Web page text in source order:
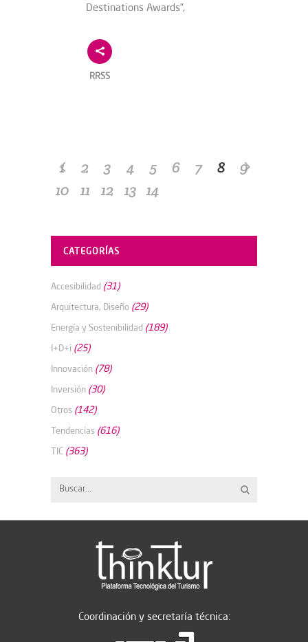
Destinations Awards”,
RRSS
1 2 3 4 5 6 7 8
9
10 11 12 13 14
CATEGORÍAS
Accesibilidad (31)
Arquitectura, Diseño (29)
Energía y Sostenibilidad (189)
I+D+i (25)
Innovación (78)
Inversión (30)
Otros (142)
Tendencias (616)
TIC (363)
Coordinación y secretaría técnica: